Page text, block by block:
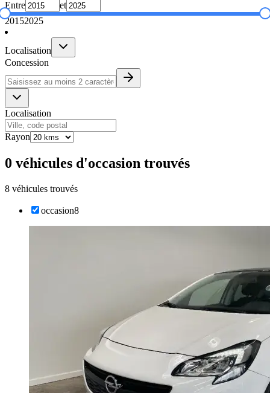
Entre
et
20152025
Localisation
Concession
Localisation
Rayon
0 véhicules d'occasion trouvés
8 véhicules trouvés
occasion8